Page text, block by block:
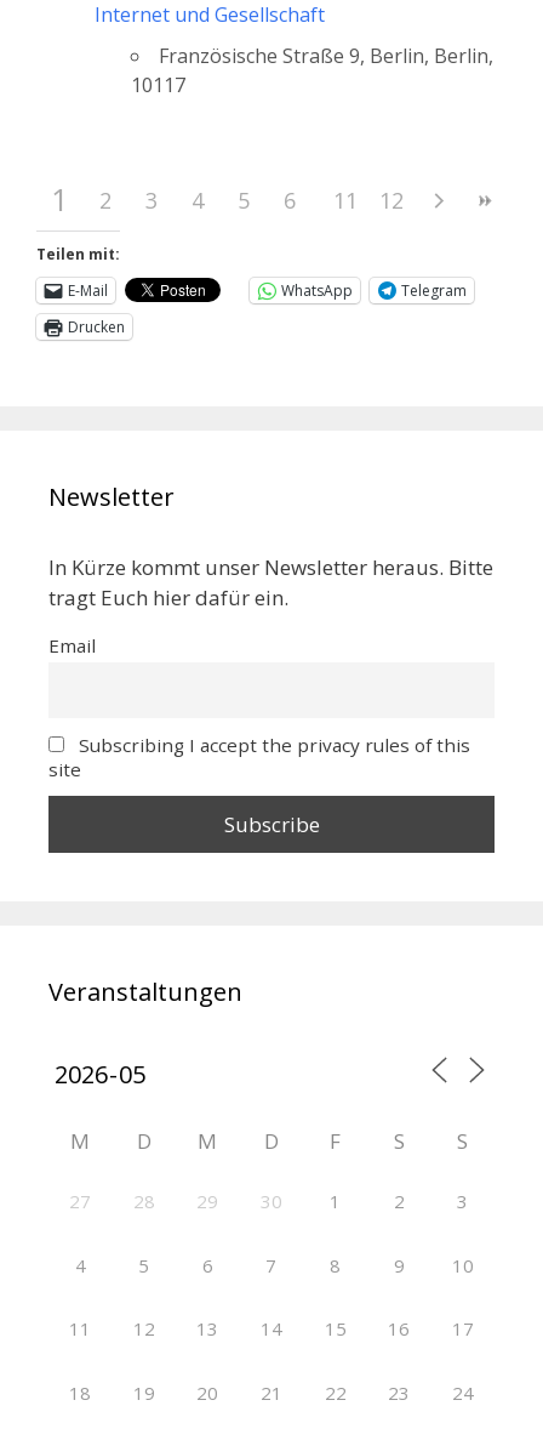
Internet und Gesellschaft
Französische Straße 9, Berlin, Berlin,
10117
1 2 3 4 5 6 7 8 10
11 12
Teilen mit:
E-Mail
WhatsApp
Telegram
Drucken
Newsletter
In Kürze kommt unser Newsletter heraus. Bitte
tragt Euch hier dafür ein.
Email
Subscribing I accept the privacy rules of this
site
Veranstaltungen
M D M D F S S
27 28 29 30 1 2 3
4 5 6 7 8 9 10
11 12 13 14 15 16 17
18 19 20 21 22 23 24